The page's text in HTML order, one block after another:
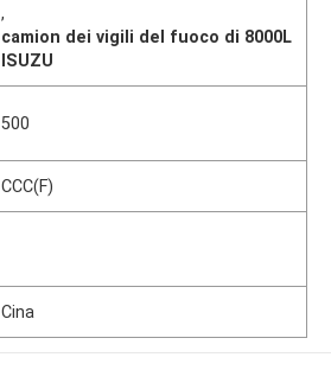
,
camion dei vigili del fuoco di 8000L
ISUZU
500
CCC(F)
Cina